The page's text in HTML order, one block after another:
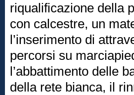
riqualificazione della
con calcestre, un
l’inserimento di
percorsi su
l’abbattimento delle
della rete bianca, il